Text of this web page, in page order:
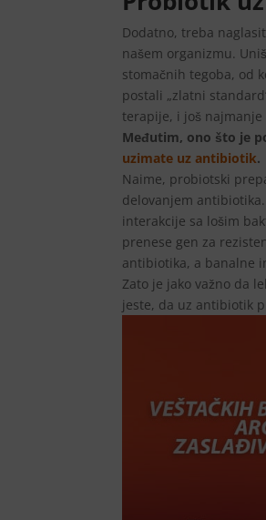
Dodatno, treba
našem organizmu.
stomačnih tegoba, od
postali „zlatni
terapije, i još najmanje
Međutim, ono što je
uzimate uz antibiotik.
Naime, probiotski
delovanjem
interakcije sa lošim
prenese gen za
antibiotika, a banalne
Zato je jako važno da
jeste, da uz antibiotik